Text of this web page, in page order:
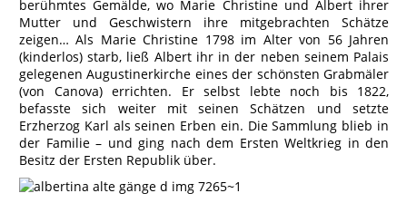
berühmtes Gemälde, wo Marie Christine und Albert ihrer
Mutter und Geschwistern ihre mitgebrachten Schätze
zeigen… Als Marie Christine 1798 im Alter von 56 Jahren
(kinderlos) starb, ließ Albert ihr in der neben seinem Palais
gelegenen Augustinerkirche eines der schönsten Grabmäler
(von Canova) errichten. Er selbst lebte noch bis 1822,
befasste sich weiter mit seinen Schätzen und setzte
Erzherzog Karl als seinen Erben ein. Die Sammlung blieb in
der Familie – und ging nach dem Ersten Weltkrieg in den
Besitz der Ersten Republik über.